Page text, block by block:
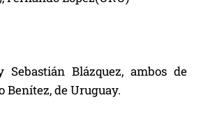
Sebastián Blázquez, ambos de
Benítez, de Uruguay.